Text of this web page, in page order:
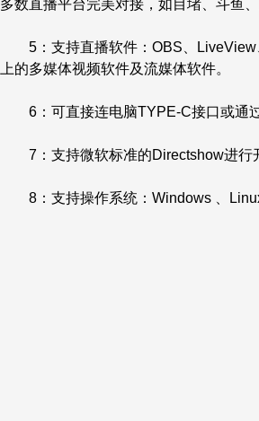
多数直播平台完美对接，如目堵、斗鱼、
5：支持直播软件：OBS、LiveView
上的多媒体视频软件及流媒体软件。
6：可直接连电脑TYPE-C接口或通过
7：支持微软标准的Directshow进行
8：支持操作系统：Windows 、